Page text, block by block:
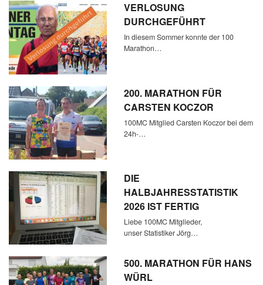
VERLOSUNG
DURCHGEFÜHRT
In diesem Sommer konnte der 100
Marathon…
200. MARATHON FÜR
CARSTEN KOCZOR
100MC Mitglied Carsten Koczor bei dem
24h-…
DIE
HALBJAHRESSTATISTIK
2026 IST FERTIG
Liebe 100MC Mitglieder,
unser Statistiker Jörg…
500. MARATHON FÜR HANS
WÜRL